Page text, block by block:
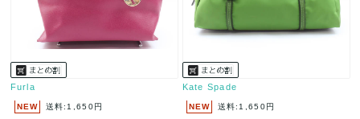
Furla
NEW 送料:1,650円
Kate Spade
NEW 送料:1,650円